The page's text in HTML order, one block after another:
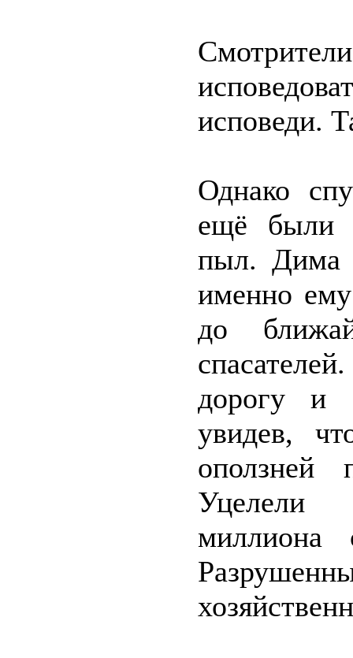
исповеди.
Однако
ещё были
пыл. Дима
именно
до
дорогу и
увидев,
оползней
Уцелели
миллиона